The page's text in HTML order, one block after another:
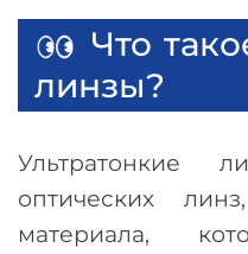
Что
линзы?
Ультратонкие
оптических
материала,